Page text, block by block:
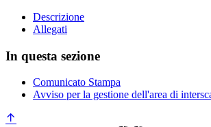
Descrizione
Allegati
In questa sezione
Comunicato Stampa
Avviso per la gestione dell'area di